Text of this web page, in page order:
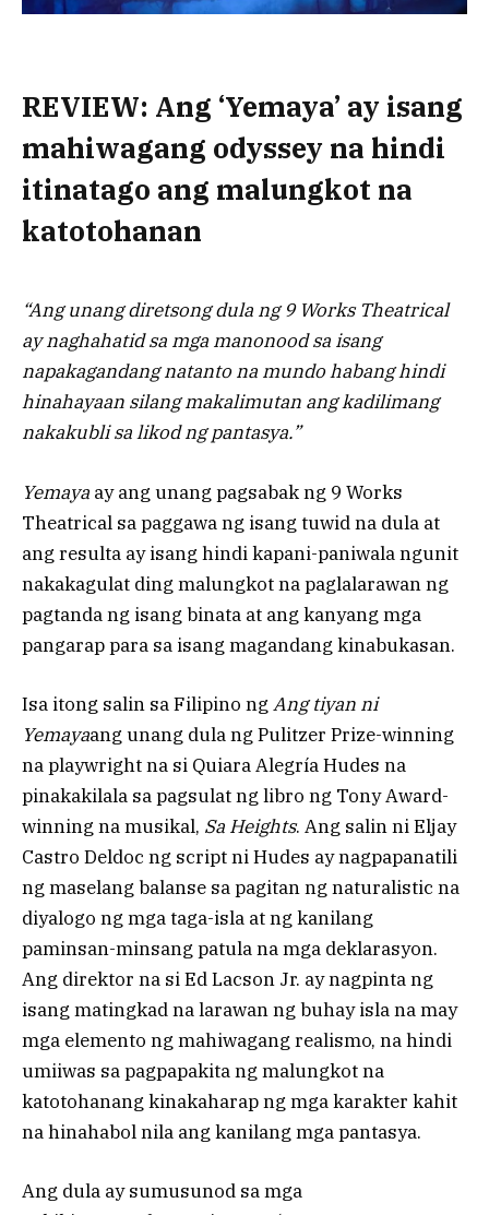
REVIEW: Ang ‘Yemaya’ ay isang
mahiwagang odyssey na hindi
itinatago ang malungkot na
katotohanan
“Ang unang diretsong dula ng 9 Works Theatrical
ay naghahatid sa mga manonood sa isang
napakagandang natanto na mundo habang hindi
hinahayaan silang makalimutan ang kadilimang
nakakubli sa likod ng pantasya.”
Yemaya ay ang unang pagsabak ng 9 Works
Theatrical sa paggawa ng isang tuwid na dula at
ang resulta ay isang hindi kapani-paniwala ngunit
nakakagulat ding malungkot na paglalarawan ng
pagtanda ng isang binata at ang kanyang mga
pangarap para sa isang magandang kinabukasan.
Isa itong salin sa Filipino ng Ang tiyan ni
Yemayaang unang dula ng Pulitzer Prize-winning
na playwright na si Quiara Alegría Hudes na
pinakakilala sa pagsulat ng libro ng Tony Award-
winning na musikal, Sa Heights. Ang salin ni Eljay
Castro Deldoc ng script ni Hudes ay nagpapanatili
ng maselang balanse sa pagitan ng naturalistic na
diyalogo ng mga taga-isla at ng kanilang
paminsan-minsang patula na mga deklarasyon.
Ang direktor na si Ed Lacson Jr. ay nagpinta ng
isang matingkad na larawan ng buhay isla na may
mga elemento ng mahiwagang realismo, na hindi
umiiwas sa pagpapakita ng malungkot na
katotohanang kinakaharap ng mga karakter kahit
na hinahabol nila ang kanilang mga pantasya.
Ang dula ay sumusunod sa mga